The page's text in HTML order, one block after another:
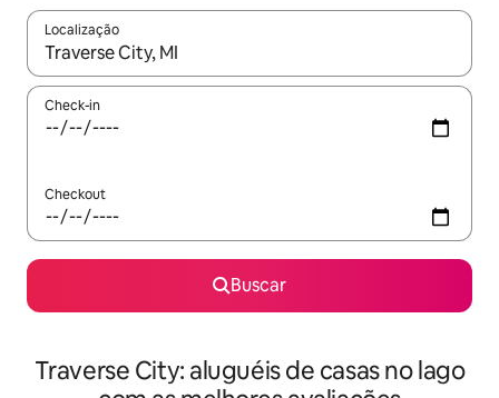
Localização
Quando os resultados estiverem disponíveis, explore-os
Check-in
Checkout
Buscar
Traverse City: aluguéis de casas no lago